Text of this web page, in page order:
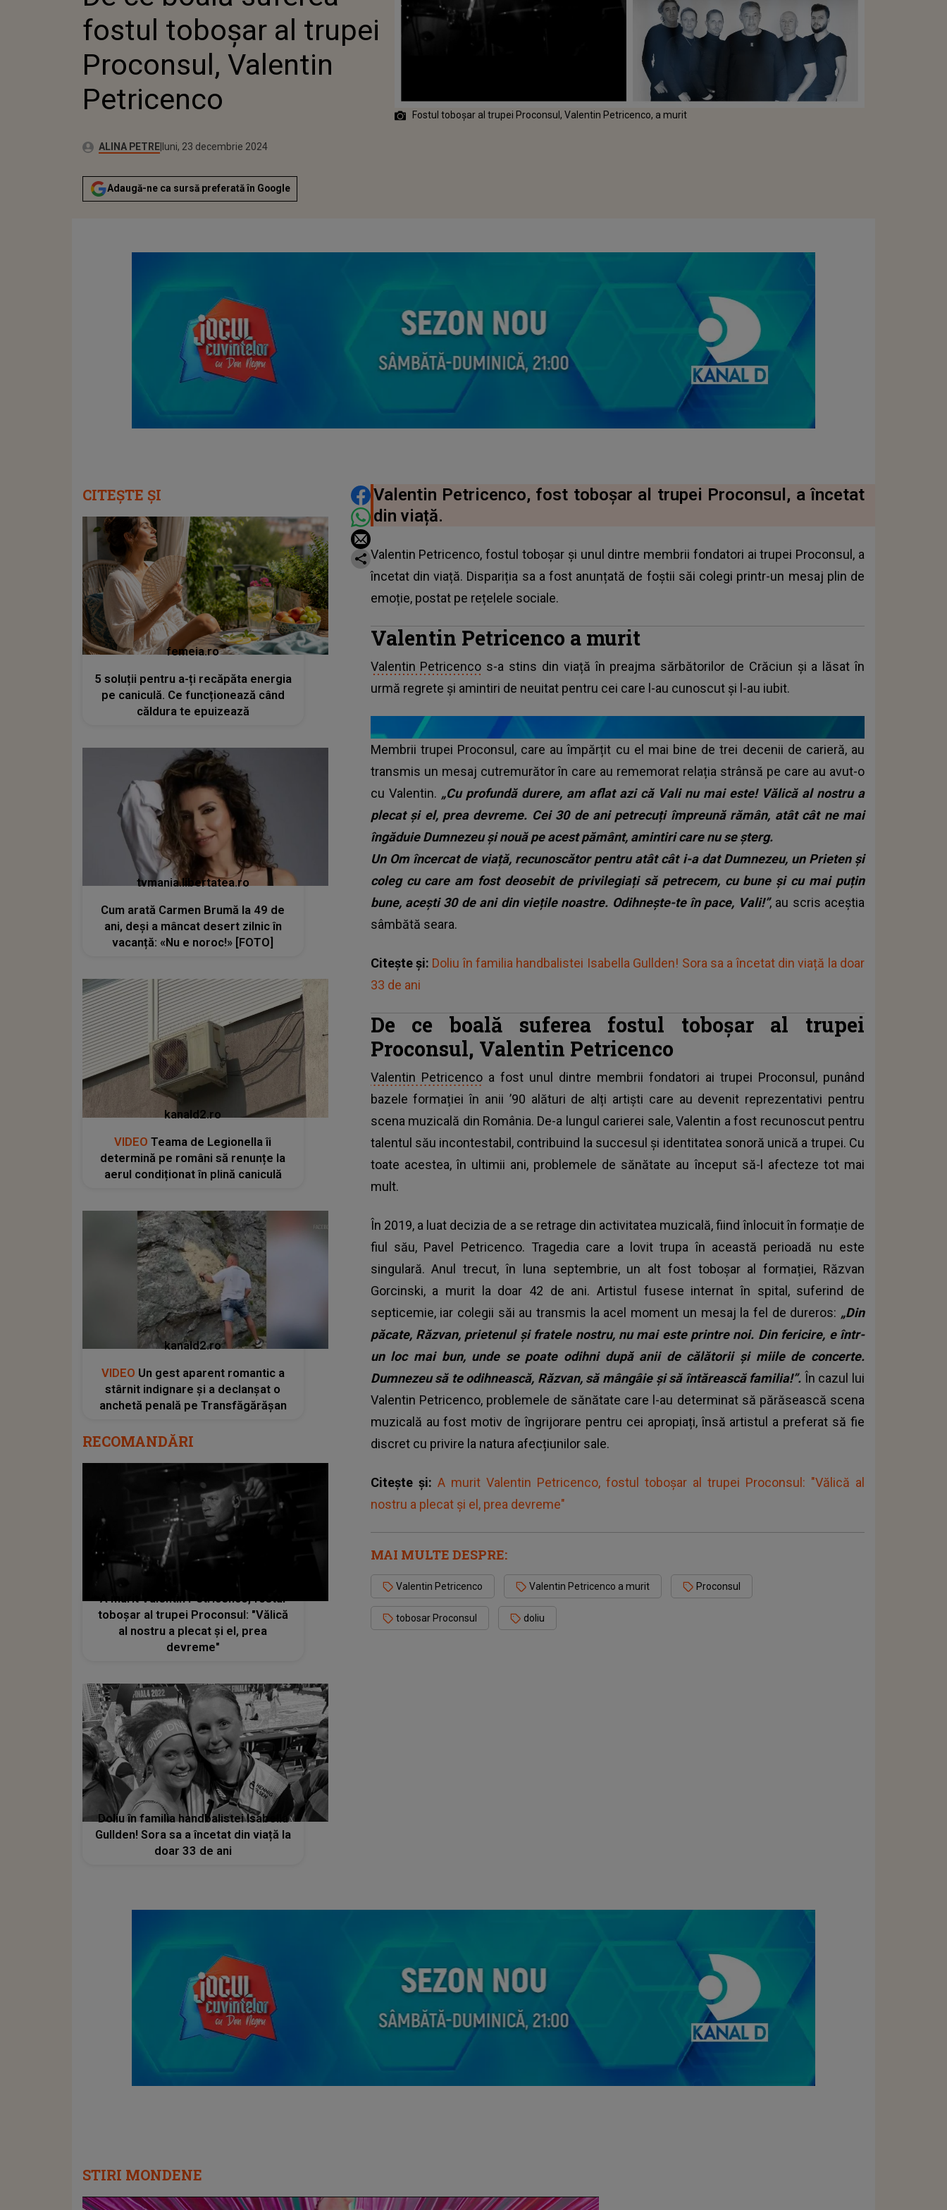
VALENTIN PETRICENCO
fostul toboșar al trupei
Proconsul, Valentin
Petricenco
Autor:ALINA PETREPublicat:
luni, 23 decembrie 2024
Actualizat:
luni, 23 decembrie 2024
Adaugă-ne ca sursă preferată în Google
Fostul toboșar al trupei Proconsul, Valentin Petricenco, a murit
DISTRIBUIE ARTICOLUL
Valentin Petricenco, fost toboșar al trupei Proconsul, a încetat
din viață.
Valentin Petricenco, fostul toboșar și unul dintre membrii fondatori ai trupei Proconsul, a
încetat din viață. Dispariția sa a fost anunțată de foștii săi colegi printr-un mesaj plin de
emoție, postat pe rețelele sociale.
Valentin Petricenco a murit
Valentin Petricenco s-a stins din viață în preajma sărbătorilor de Crăciun și a lăsat în
urmă regrete și amintiri de neuitat pentru cei care l-au cunoscut și l-au iubit.
Membrii trupei Proconsul, care au împărțit cu el mai bine de trei decenii de carieră, au
transmis un mesaj cutremurător în care au rememorat relația strânsă pe care au avut-o
cu Valentin. „Cu profundă durere, am aflat azi că Vali nu mai este! Vălică al nostru a
plecat și el, prea devreme. Cei 30 de ani petrecuți împreună rămân, atât cât ne mai
îngăduie Dumnezeu și nouă pe acest pământ, amintiri care nu se șterg.
Un Om încercat de viață, recunoscător pentru atât cât i-a dat Dumnezeu, un Prieten și
coleg cu care am fost deosebit de privilegiați să petrecem, cu bune și cu mai puțin
bune, acești 30 de ani din viețile noastre. Odihnește-te în pace, Vali!”, au scris aceștia
sâmbătă seara.
Citește și: Doliu în familia handbalistei Isabella Gullden! Sora sa a încetat din viață la doar
33 de ani
De ce boală suferea fostul toboșar al trupei
Proconsul, Valentin Petricenco
Valentin Petricencoa fost unul dintre membrii fondatori ai trupei Proconsul, punând
bazele formației în anii ’90 alături de alți artiști care au devenit reprezentativi pentru
scena muzicală din România. De-a lungul carierei sale, Valentin a fost recunoscut pentru
talentul său incontestabil, contribuind la succesul și identitatea sonoră unică a trupei. Cu
toate acestea, în ultimii ani, problemele de sănătate au început să-l afecteze tot mai
mult.
În 2019, a luat decizia de a se retrage din activitatea muzicală, fiind înlocuit în formație de
fiul său, Pavel Petricenco. Tragedia care a lovit trupa în această perioadă nu este
singulară. Anul trecut, în luna septembrie, un alt fost toboșar al formației, Răzvan
Gorcinski, a murit la doar 42 de ani. Artistul fusese internat în spital, suferind de
septicemie, iar colegii săi au transmis la acel moment un mesaj la fel de dureros: „Din
păcate, Răzvan, prietenul și fratele nostru, nu mai este printre noi. Din fericire, e într-
un loc mai bun, unde se poate odihni după anii de călătorii și miile de concerte.
Dumnezeu să te odihnească, Răzvan, să mângâie și să întărească familia!”. În cazul lui
Valentin Petricenco, problemele de sănătate care l-au determinat să părăsească scena
muzicală au fost motiv de îngrijorare pentru cei apropiați, însă artistul a preferat să fie
discret cu privire la natura afecțiunilor sale.
Citește și: A murit Valentin Petricenco, fostul toboşar al trupei Proconsul: "Vălică al
nostru a plecat și el, prea devreme"
MAI MULTE DESPRE:
Valentin Petricenco Valentin Petricenco a murit Proconsul
tobosar Proconsul doliu
CITEȘTE ȘI
femeia.ro
5 soluții pentru a-ți recăpăta energia
pe caniculă. Ce funcționează când
căldura te epuizează
tvmania.libertatea.ro
Cum arată Carmen Brumă la 49 de
ani, deși a mâncat desert zilnic în
vacanță: «Nu e noroc!» [FOTO]
kanald2.ro
VIDEO Teama de Legionella îi
determină pe români să renunțe la
aerul condiționat în plină caniculă
kanald2.ro
VIDEO Un gest aparent romantic a
stârnit indignare și a declanșat o
anchetă penală pe Transfăgărășan
RECOMANDĂRI
A murit Valentin Petricenco, fostul
toboşar al trupei Proconsul: "Vălică
al nostru a plecat și el, prea
devreme"
Doliu în familia handbalistei Isabella
Gullden! Sora sa a încetat din viață la
doar 33 de ani
STIRI MONDENE